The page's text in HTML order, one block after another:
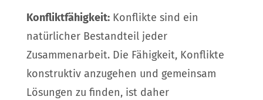
Konfliktfähigkeit:Konflikte sind ein
natürlicher Bestandteil jeder
Zusammenarbeit. Die Fähigkeit, Konflikte
konstruktiv anzugehen und gemeinsam
Lösungen zu finden, ist daher